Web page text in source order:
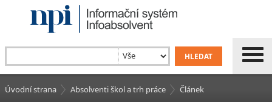
Úvodní strana Absolventi škol a trh práce Článek